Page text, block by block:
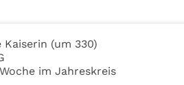
(um 330)
im Jahreskreis